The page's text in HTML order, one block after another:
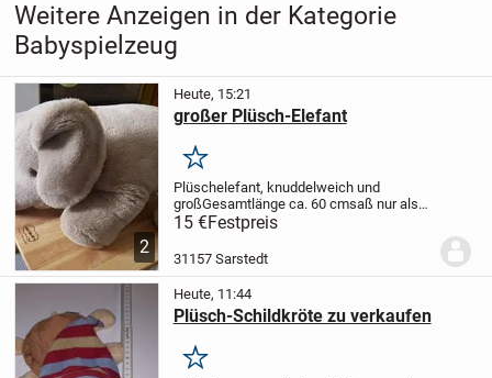
Weitere Anzeigen in der Kategorie
Babyspielzeug
2
Heute, 15:21
großer Plüsch-Elefant
Merken
Plüschelefant, knuddelweich und
großGesamtlänge ca. 60 cmsaß nur als
Dekoration, daher neuwertig
Versand möglich, plus Porto
15 €Festpreis
31157 Sarstedt
Heute, 11:44
Plüsch-Schildkröte zu verkaufen
Merken